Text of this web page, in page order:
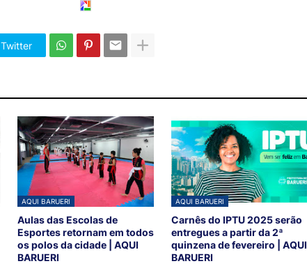
Twitter
AQUI BARUERI
Aulas das Escolas de
Esportes retornam em todos
os polos da cidade | AQUI
BARUERI
AQUI BARUERI
Carnês do IPTU 2025 serão
entregues a partir da 2ª
quinzena de fevereiro | AQUI
BARUERI